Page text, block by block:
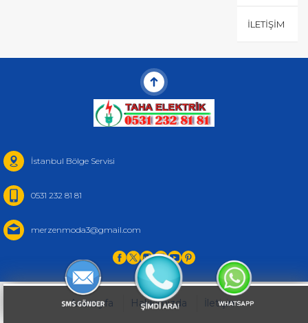
İLETIŞIM
İstanbul Bölge Servisi
0531 232 81 81
merzenmoda3@gmail.com
Anasayfa Hakkımızda İletişim